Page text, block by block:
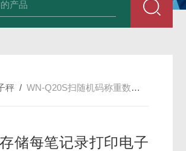
JDT-WN-Q20S食品
秤 /WN-Q20S扫随机码称重数据存储每笔记录打印电子桌秤
储每笔记录打印电子